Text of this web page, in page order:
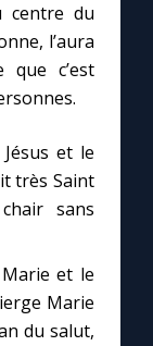
centre du
l’aura
c’est
et le
très Saint
sans
et le
Marie
du salut,